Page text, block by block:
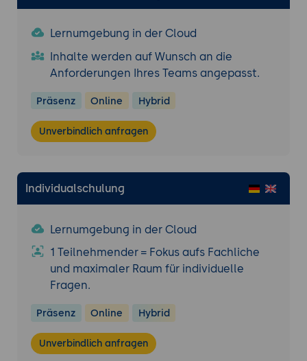
Lernumgebung in der Cloud
Inhalte werden auf Wunsch an die
Anforderungen Ihres Teams angepasst.
Präsenz Online Hybrid
Unverbindlich anfragen
Individualschulung
Lernumgebung in der Cloud
1 Teilnehmender = Fokus aufs Fachliche
und maximaler Raum für individuelle
Fragen.
Präsenz Online Hybrid
Unverbindlich anfragen